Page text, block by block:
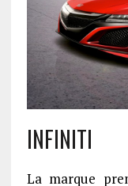
INFINITI
La marque